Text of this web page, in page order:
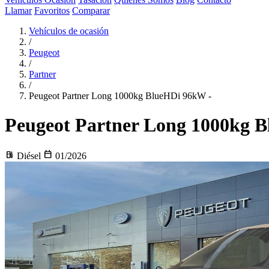
Llamar Favoritos Comparar
Vehículos de ocasión
/
Peugeot
/
Partner
/
Peugeot Partner Long 1000kg BlueHDi 96kW -
Peugeot PartnerLong 1000kg
local_gas_station Diésel calendar_today 01/2026